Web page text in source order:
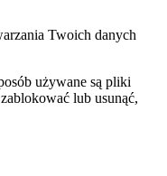
Twoich danych
używane są pliki
lub usunąć,